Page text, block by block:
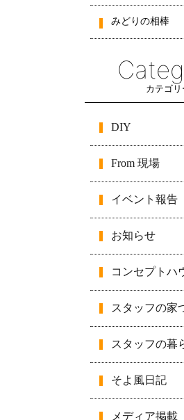
みどりの相棒
カテゴリ
DIY
From 現場
イベント報告
お知らせ
コンセプトハ
スタッフの家
スタッフの暮
そよ風日記
メディア掲載